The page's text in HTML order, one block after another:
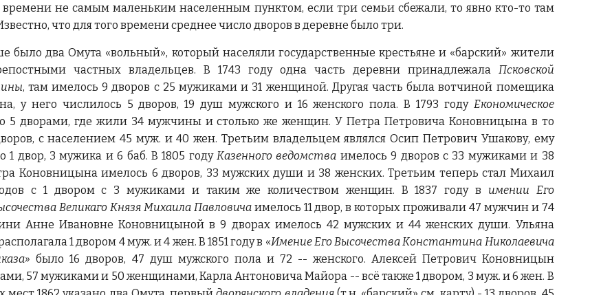
не самым маленьким населенным пунктом, если три семьи сбежали, то явно кто-то там
что для того времени среднее число дворов в деревне было три.
было два Омута «вольный», который населяли государственные крестьяне и «барский» жители
частных владельцев. В 1743 году одна часть деревни принадлежала Псковской
, там имелось 9 дворов с 25 мужиками и 31 женщиной. Другая часть была вотчиной помещика
у него числилось 5 дворов, 19 душ мужского и 16 женского пола. В 1793 году Економическое
5 дворами, где жили 34 мужчины и столько же женщин. У Петра Петровича Коновницына в то
с населением 45 муж. и 40 жен. Третьим владельцем являлся Осип Петрович Ушакову, ему
1 двор, 3 мужика и 6 баб. В 1805 годуКазенного ведомства имелось 9 дворов с 33 мужиками и 38
Коновницына имелось 6 дворов, 33 мужских души и 38 женских. Третьим теперь стал Михаил
с 1 двором с 3 мужиками и таким же количеством женщин. В 1837 году в имении Его
Великаго Князя Михаила Павловича имелось 11 двор, в которых проживали 47 мужчин и 74
Анне Ивановне Коновницыной в 9 дворах имелось 42 мужских и 44 женских души. Ульяна
1 двором 4 муж. и 4 жен. В 1851 году в «Имение Его Высочества Константина Николаевича
было 16 дворов, 47 душ мужского пола и 72 -- женского. Алексей Петрович Коновницын
57 мужиками и 50 женщинами, Карла Антоновича Майора -- всё также 1 двором, 3 муж. и 6 жен. В